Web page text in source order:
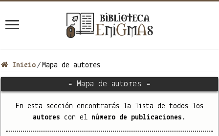
Inicio / Mapa de autores
= Mapa de autores =
En esta sección encontrarás la lista de todos los
autores con el número de publicaciones.